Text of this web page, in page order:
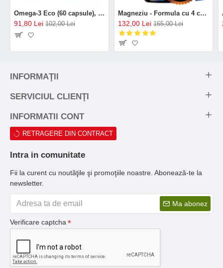
Omega-3 Eco (60 capsule), GAL
91,80 Lei 102,00 Lei
Magneziu - Formula cu 4 chelați (120 capsule), Neutrient
132,00 Lei 165,00 Lei
INFORMAŢII
SERVICIUL CLIENŢI
INFORMATII CONT
RETRAGERE DIN CONTRACT
Intra in comunitate
Fii la curent cu noutăţile şi promoţiile noastre. Abonează-te la
newsletter.
Ma abonez
Verificare captcha